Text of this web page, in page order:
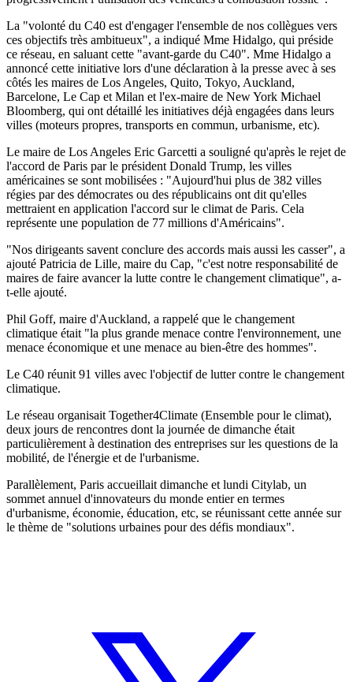
La "volonté du C40 est d'engager l'ensemble de nos collègues vers
ces objectifs très ambitueux", a indiqué Mme Hidalgo, qui préside
ce réseau, en saluant cette "avant-garde du C40". Mme Hidalgo a
annoncé cette initiative lors d'une déclaration à la presse avec à ses
côtés les maires de Los Angeles, Quito, Tokyo, Auckland,
Barcelone, Le Cap et Milan et l'ex-maire de New York Michael
Bloomberg, qui ont détaillé les initiatives déjà engagées dans leurs
villes (moteurs propres, transports en commun, urbanisme, etc).
Le maire de Los Angeles Eric Garcetti a souligné qu'après le rejet de
l'accord de Paris par le président Donald Trump, les villes
américaines se sont mobilisées : "Aujourd'hui plus de 382 villes
régies par des démocrates ou des républicains ont dit qu'elles
mettraient en application l'accord sur le climat de Paris. Cela
représente une population de 77 millions d'Américains".
"Nos dirigeants savent conclure des accords mais aussi les casser", a
ajouté Patricia de Lille, maire du Cap, "c'est notre responsabilité de
maires de faire avancer la lutte contre le changement climatique", a-
t-elle ajouté.
Phil Goff, maire d'Auckland, a rappelé que le changement
climatique était "la plus grande menace contre l'environnement, une
menace économique et une menace au bien-être des hommes".
Le C40 réunit 91 villes avec l'objectif de lutter contre le changement
climatique.
Le réseau organisait Together4Climate (Ensemble pour le climat),
deux jours de rencontres dont la journée de dimanche était
particulièrement à destination des entreprises sur les questions de la
mobilité, de l'énergie et de l'urbanisme.
Parallèlement, Paris accueillait dimanche et lundi Citylab, un
sommet annuel d'innovateurs du monde entier en termes
d'urbanisme, économie, éducation, etc, se réunissant cette année sur
le thème de "solutions urbaines pour des défis mondiaux".